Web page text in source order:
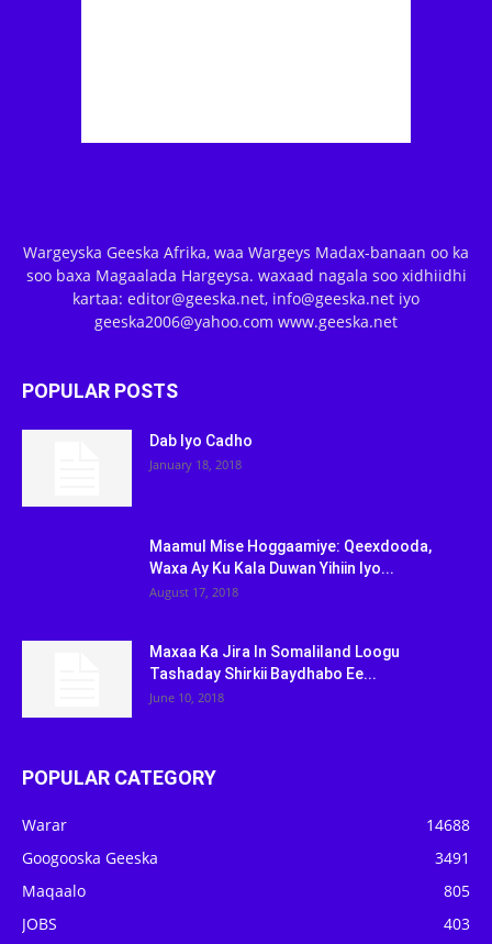
Wargeyska Geeska Afrika, waa Wargeys Madax-banaan oo ka
soo baxa Magaalada Hargeysa. waxaad nagala soo xidhiidhi
kartaa: editor@geeska.net, info@geeska.net iyo
geeska2006@yahoo.com www.geeska.net
POPULAR POSTS
Dab Iyo Cadho
January 18, 2018
Maamul Mise Hoggaamiye: Qeexdooda,
Waxa Ay Ku Kala Duwan Yihiin Iyo...
August 17, 2018
Maxaa Ka Jira In Somaliland Loogu
Tashaday Shirkii Baydhabo Ee...
June 10, 2018
POPULAR CATEGORY
Warar
14688
Googooska Geeska
3491
Maqaalo
805
JOBS
403